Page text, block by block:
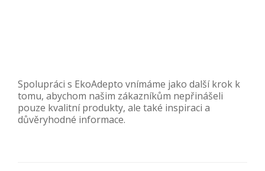
Spolupráci s EkoAdepto vnímáme jako další krok k
tomu, abychom našim zákazníkům nepřinášeli
pouze kvalitní produkty, ale také inspiraci a
důvěryhodné informace.